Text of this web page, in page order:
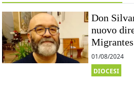
Don
nuovo
Migrantes
01/08/2024
DIOCESI